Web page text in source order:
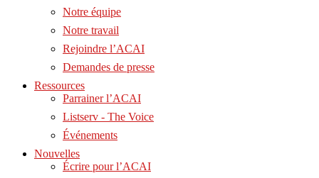
Notre équipe
Notre travail
Rejoindre l’ACAI
Demandes de presse
Ressources
Parrainer l’ACAI
Listserv - The Voice
Événements
Nouvelles
Écrire pour l’ACAI